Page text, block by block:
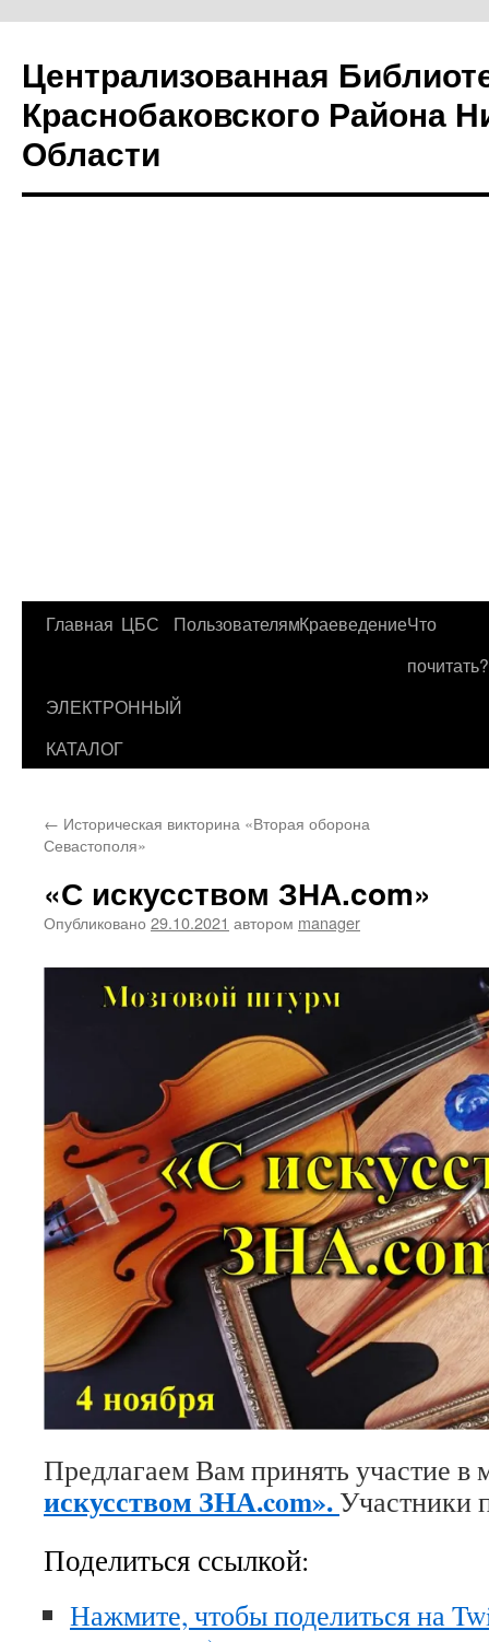
Централизованная
Краснобаковского Района
Области
Перейти
содержимому
Главная ЦБС ПользователямКраеведениеЧто
почитать?
ЭЛЕКТРОННЫЙ
КАТАЛОГ
← Историческая викторина «Вторая оборона
Севастополя»
«С искусством ЗНА.com»
Опубликовано 29.10.2021 автором manager
Предлагаем Вам принять участие в
искусством ЗНА.com».Участники
Поделиться ссылкой:
Нажмите, чтобы поделиться на